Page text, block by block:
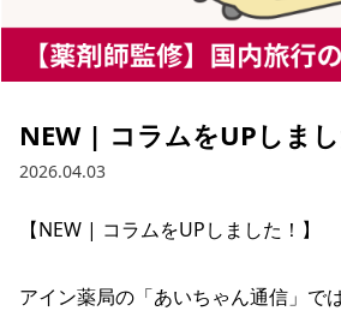
NEW | コラムをUPしまし
2026.04.03
【NEW | コラムをUPしました！】
アイン薬局の「あいちゃん通信」で